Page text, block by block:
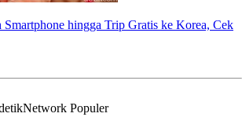
Smartphone hingga Trip Gratis ke Korea, Cek
Populer